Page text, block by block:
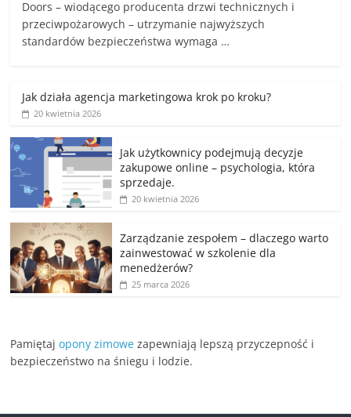
Doors – wiodącego producenta drzwi technicznych i
przeciwpożarowych – utrzymanie najwyższych
standardów bezpieczeństwa wymaga …
Jak działa agencja marketingowa krok po kroku?
20 kwietnia 2026
Jak użytkownicy podejmują decyzje
zakupowe online – psychologia, która
sprzedaje.
20 kwietnia 2026
Zarządzanie zespołem – dlaczego warto
zainwestować w szkolenie dla
menedżerów?
25 marca 2026
Pamiętajopony zimowe zapewniają lepszą przyczepność i
bezpieczeństwo na śniegu i lodzie.